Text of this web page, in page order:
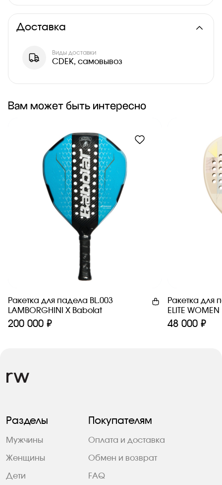
Доставка
Виды доставки
CDEK, самовывоз
Вам может быть интересно
Ракетка для падела BL.003
LAMBORGHINI Х Babolat
200 000 ₽
Ракетка для
ELITE
48 000 ₽
Разделы
Мужчины
Женщины
Дети
Покупателям
Оплата и доставка
Обмен и возврат
FAQ